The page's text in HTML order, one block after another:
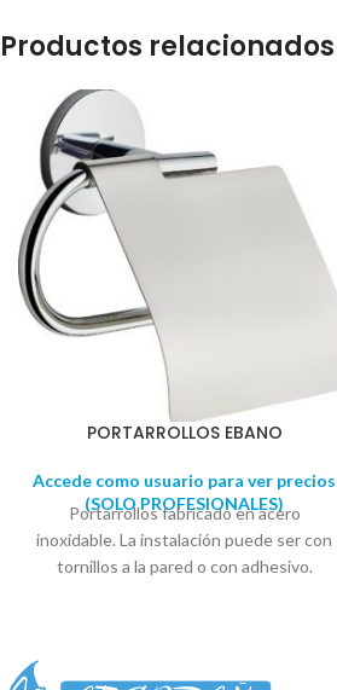
amaderada entorno a la madera de
especiadas y alicoradas, adquiere acento
balsámico y floral en el corazón y se ve
completada por un fondo cálido y
oriental.
Productos relacionados
PORTARROLLOS EBANO
Accede como usuario para ver precios
(SOLO PROFESIONALES)
Portarrollos fabricado en acero
inoxidable. La instalación puede ser con
tornillos a la pared o con adhesivo.